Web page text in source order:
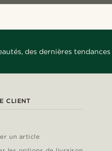
des dernières
CLIENT
un article